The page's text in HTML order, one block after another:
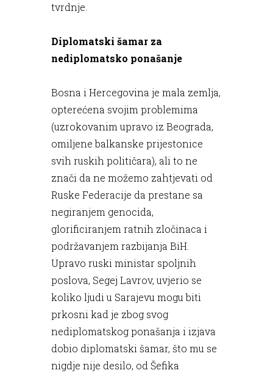
tvrdnje.
Diplomatski šamar za
nediplomatsko ponašanje
Bosna i Hercegovina je mala zemlja,
opterećena svojim problemima
(uzrokovanim upravo iz Beograda,
omiljene balkanske prijestonice
svih ruskih političara), ali to ne
znači da ne možemo zahtjevati od
Ruske Federacije da prestane sa
negiranjem genocida,
glorificiranjem ratnih zločinaca i
podržavanjem razbijanja BiH.
Upravo ruski ministar spoljnih
poslova, Segej Lavrov, uvjerio se
koliko ljudi u Sarajevu mogu biti
prkosni kad je zbog svog
nediplomatskog ponašanja i izjava
dobio diplomatski šamar, što mu se
nigdje nije desilo, od Šefika